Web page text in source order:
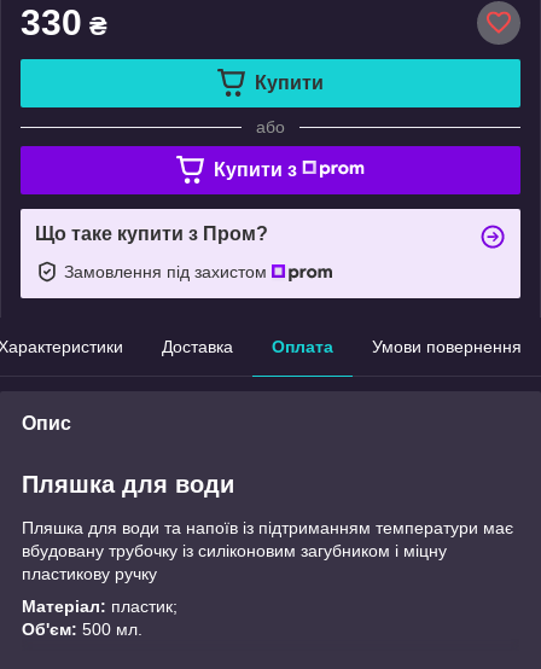
330 ₴
Купити
або
Купити з
Що таке купити з Пром?
Замовлення під захистом
Доставка Оплата Умови повернення
Опис
Пляшка для води
Пляшка для води та напоїв із підтриманням температури має
вбудовану трубочку із силіконовим загубником і міцну
пластикову ручку
Матеріал: пластик;
Об'єм: 500 мл.